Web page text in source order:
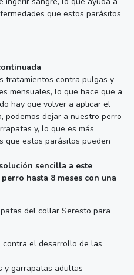
que estos parásitos
tratamientos contra pulgas y
mensuales, lo que hace que a
hay que volver a aplicar el
podemos dejar a nuestro perro
y, lo que es más
que estos parásitos pueden
sencilla a este
hasta 8 meses con una
contra el desarrollo de las
y garrapatas adultas